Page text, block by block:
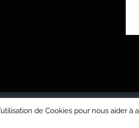
UP'NBOOST pour collectivités territoriales
de Cookies pour nous aider à